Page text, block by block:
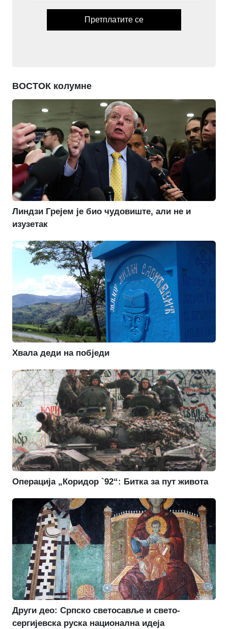
Претплатите се
ВОСТОК колумне
Линдзи Грејем је био чудовиште, али не и
изузетак
Хвала деди на побједи
Операција „Коридор `92“: Битка за пут живота
Други део: Српско светосавље и свето-
сергијевска руска национална идеја